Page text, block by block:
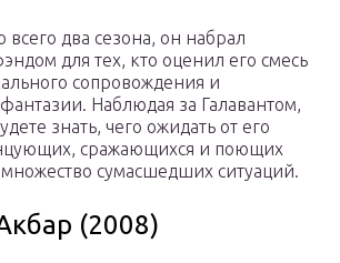
всего два сезона, он набрал
для тех, кто оценил его смесь
сопровождения и
Наблюдая за Галавантом,
знать, чего ожидать от его
сражающихся и поющих
множество сумасшедших ситуаций.
(2008)